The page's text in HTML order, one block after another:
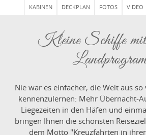
KABINEN DECKPLAN FOTOS VIDEO
Kleine Schiffe mit
Nie war es einfacher, die Welt aus
kennenzulernen: Mehr Übernacht-
Liegezeiten in den Häfen und
bringen Ihnen die schönsten
dem Motto "Kreuzfahrten in